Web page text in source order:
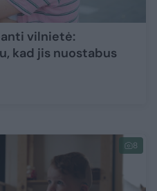
vilnietė:
kad jis nuostabus
8